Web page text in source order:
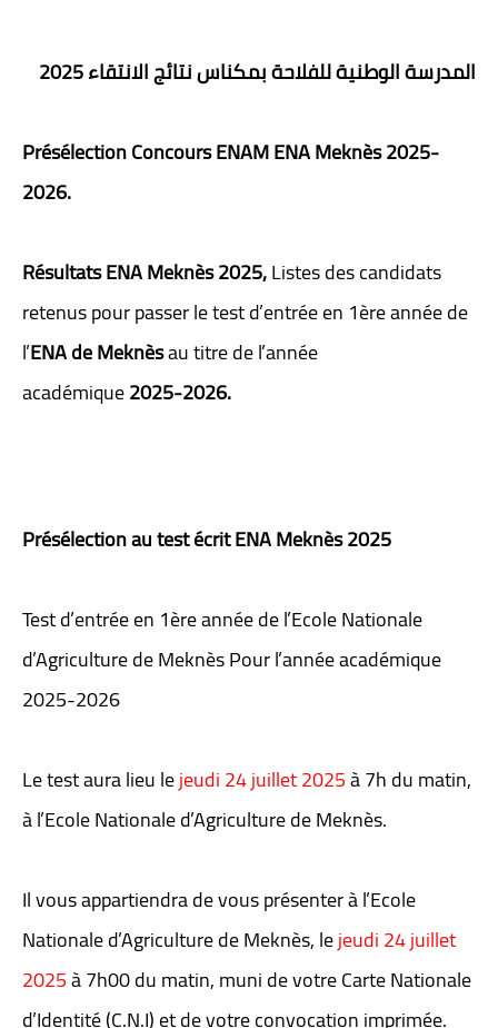
المدرسة الوطنية للفلاحة بمكناس نتائج الانتقاء 2025
Présélection Concours ENAM ENA Meknès 2025-
2026.
Résultats ENA Meknès 2025,Listes des candidats
retenus pour passer le test d’entrée en 1ère année de
l’ENA de Meknèsau titre de l’année
académique2025-2026.
Présélection au test écrit ENA Meknès 2025
Test d’entrée en 1ère année de l’Ecole Nationale
d’Agriculture de Meknès Pour l’année académique
2025-2026
Le test aura lieu lejeudi 24 juillet 2025à 7h du matin,
à l’Ecole Nationale d’Agriculture de Meknès.
Il vous appartiendra de vous présenter à l’Ecole
Nationale d’Agriculture de Meknès, lejeudi 24 juillet
2025à 7h00 du matin, muni de votre Carte Nationale
d’Identité (C.N.I) et de votre convocation imprimée.